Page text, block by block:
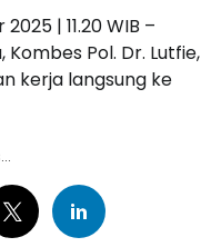
| 11.20 WIB –
Pol. Dr. Lutfie,
kerja langsung ke